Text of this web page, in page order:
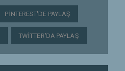
PINTEREST'DE PAYLAŞ
TWITTER'DA PAYLAŞ